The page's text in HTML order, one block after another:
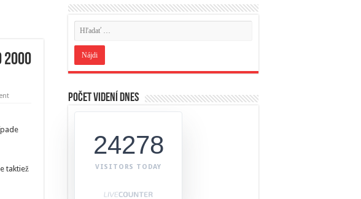
taktiež
Počet videní dnes
24278
VISITORS TODAY